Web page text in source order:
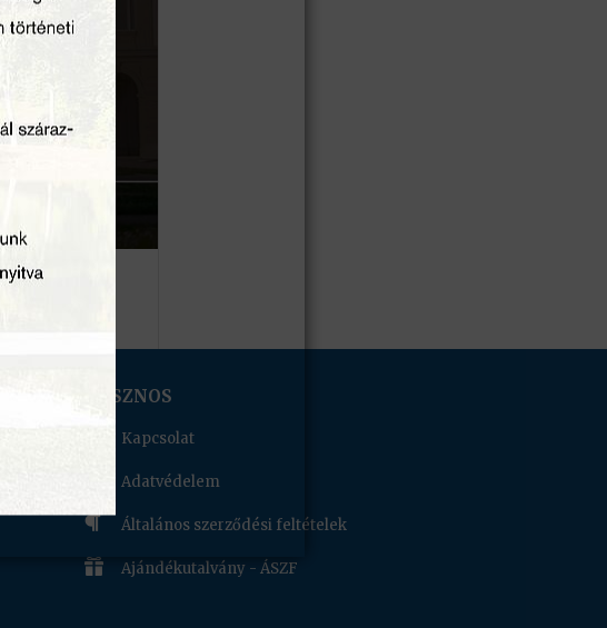
HASZNOS
Kapcsolat
Adatvédelem
 Általános szerződési feltételek
 Ajándékutalvány - ÁSZF